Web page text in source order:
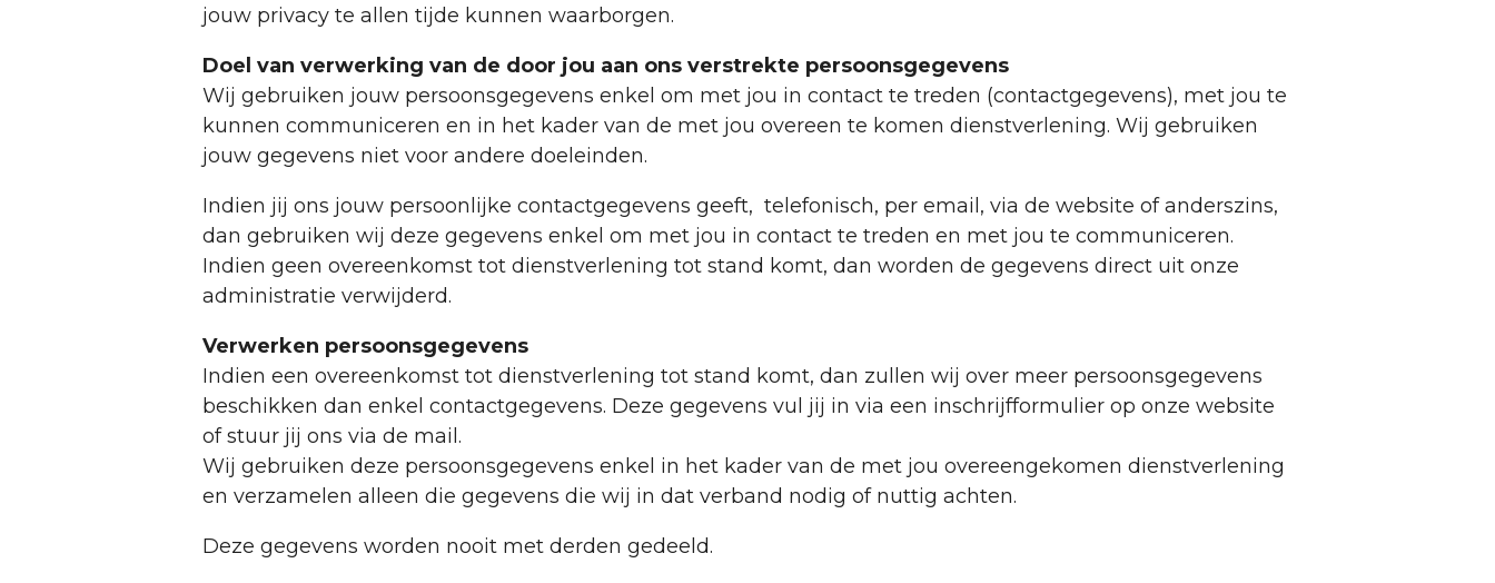
jouw privacy te allen tijde kunnen waarborgen.
Doel van verwerking van de door jou aan ons verstrekte persoonsgegevens
Wij gebruiken jouw persoonsgegevens enkel om met jou in contact te treden (contactgegevens), met jou te
kunnen communiceren en in het kader van de met jou overeen te komen dienstverlening. Wij gebruiken
jouw gegevens niet voor andere doeleinden.
Indien jij ons jouw persoonlijke contactgegevens geeft, telefonisch, per email, via de website of anderszins,
dan gebruiken wij deze gegevens enkel om met jou in contact te treden en met jou te communiceren.
Indien geen overeenkomst tot dienstverlening tot stand komt, dan worden de gegevens direct uit onze
administratie verwijderd.
Verwerken persoonsgegevens
Indien een overeenkomst tot dienstverlening tot stand komt, dan zullen wij over meer persoonsgegevens
beschikken dan enkel contactgegevens. Deze gegevens vul jij in via een inschrijfformulier op onze website
of stuur jij ons via de mail.
Wij gebruiken deze persoonsgegevens enkel in het kader van de met jou overeengekomen dienstverlening
en verzamelen alleen die gegevens die wij in dat verband nodig of nuttig achten.
Deze gegevens worden nooit met derden gedeeld.